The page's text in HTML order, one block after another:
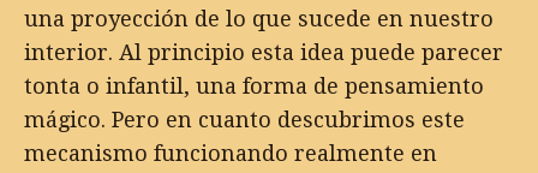
una proyección de lo que sucede en nuestro
interior. Al principio esta idea puede parecer
tonta o infantil, una forma de pensamiento
mágico. Pero en cuanto descubrimos este
mecanismo funcionando realmente en